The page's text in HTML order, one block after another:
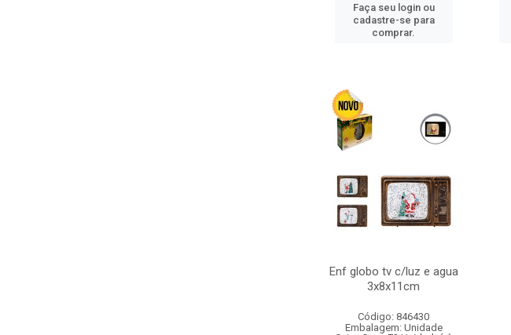
Faça seu login ou
cadastre-se para
comprar.
Enf globo tv c/luz e agua
3x8x11cm
Código: 846430
Embalagem: Unidade